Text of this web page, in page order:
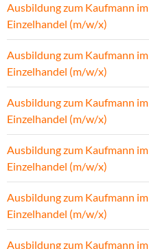
Ausbildung zum Kaufmann im
Einzelhandel (m/w/x)
Ausbildung zum Kaufmann im
Einzelhandel (m/w/x)
Ausbildung zum Kaufmann im
Einzelhandel (m/w/x)
Ausbildung zum Kaufmann im
Einzelhandel (m/w/x)
Ausbildung zum Kaufmann im
Einzelhandel (m/w/x)
Ausbildung zum Kaufmann im